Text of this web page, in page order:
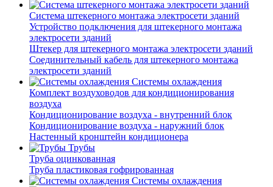
Система штекерного монтажа электросети зданий
Устройство подключения для штекерного монтажа
электросети зданий
Штекер для штекерного монтажа электросети зданий
Соединительный кабель для штекерного монтажа
электросети зданий
Системы охлаждения
Комплект воздуховодов для кондиционирования
воздуха
Кондиционирование воздуха - внутренний блок
Кондиционирование воздуха - наружний блок
Настенный кронштейн кондиционера
Трубы
Труба оцинкованная
Труба пластиковая гофрированная
Системы охлаждения